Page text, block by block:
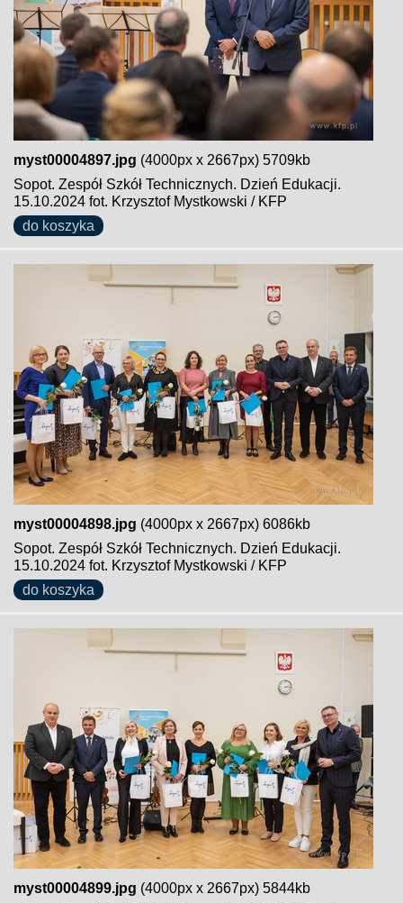
myst00004897.jpg (4000px x 2667px) 5709kb
Sopot. Zespół Szkół Technicznych. Dzień Edukacji.
15.10.2024 fot. Krzysztof Mystkowski / KFP
do koszyka
myst00004898.jpg (4000px x 2667px) 6086kb
Sopot. Zespół Szkół Technicznych. Dzień Edukacji.
15.10.2024 fot. Krzysztof Mystkowski / KFP
do koszyka
myst00004899.jpg (4000px x 2667px) 5844kb